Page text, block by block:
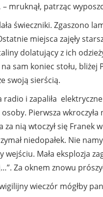
mruknął, patrząc
świeczniki. Zgaszono
miejsca zajęły
dolatujący z ich
sam koniec stołu, bliżej
swoją sierścią.
radio i zapaliła
osoby. Pierwsza
nią wtoczył się Franek
niedopałek. Nie
wejściu. Mała eksplozja
Za oknem znowu
wieczór mógłby